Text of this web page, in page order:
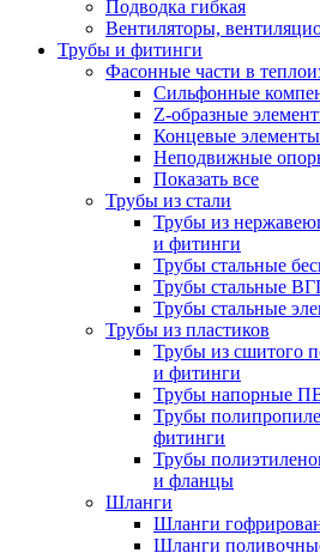
Подводка гибкая
Вентиляторы,
Трубы и фитинги
Фасонные части в
Cильфонные
Z-образные
Концевые
Неподвижные
Показать все
Трубы из стали
Трубы из
и фитинги
Трубы стальные
Трубы стальные
Трубы стальные
Трубы из пластиков
Трубы из сшитого
и фитинги
Трубы напорные
Трубы
фитинги
Трубы
и фланцы
Шланги
Шланги
Шланги